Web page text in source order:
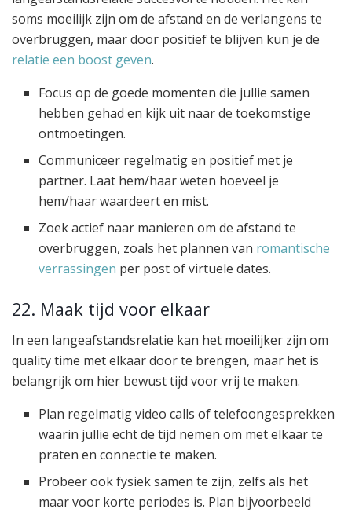
soms moeilijk zijn om de afstand en de verlangens te
overbruggen, maar door positief te blijven kun je de
relatie een boost geven.
Focus op de goede momenten die jullie samen
hebben gehad en kijk uit naar de toekomstige
ontmoetingen.
Communiceer regelmatig en positief met je
partner. Laat hem/haar weten hoeveel je
hem/haar waardeert en mist.
Zoek actief naar manieren om de afstand te
overbruggen, zoals het plannen van romantische
verrassingen per post of virtuele dates.
22. Maak tijd voor elkaar
In een langeafstandsrelatie kan het moeilijker zijn om
quality time met elkaar door te brengen, maar het is
belangrijk om hier bewust tijd voor vrij te maken.
Plan regelmatig video calls of telefoongesprekken
waarin jullie echt de tijd nemen om met elkaar te
praten en connectie te maken.
Probeer ook fysiek samen te zijn, zelfs als het
maar voor korte periodes is. Plan bijvoorbeeld